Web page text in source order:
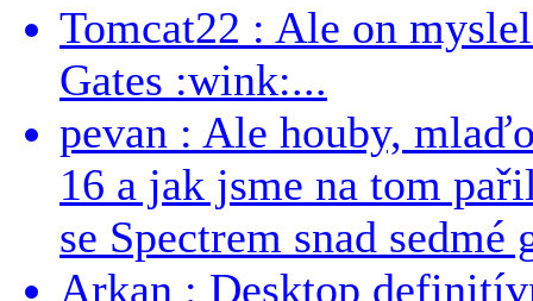
Tomcat22 : Ale on
Gates :wink:...
pevan : Ale houby,
16 a jak jsme na tom
se Spectrem snad sedmé
Arkan : Desktop